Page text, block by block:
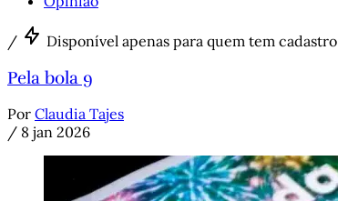
/ Disponível apenas para quem tem cadastro
Pela bola 9
Por Claudia Tajes
/ 8 jan 2026